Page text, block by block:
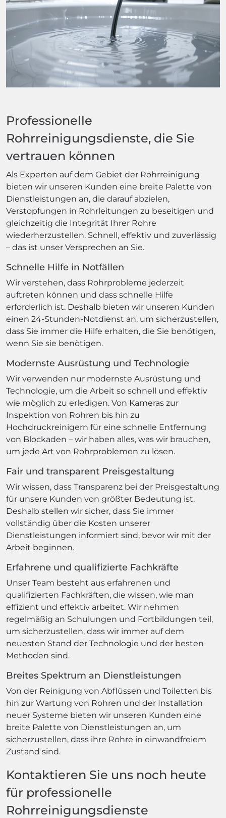
Professionelle
Rohrreinigungsdienste, die Sie
vertrauen können
Als Experten auf dem Gebiet der Rohrreinigung
bieten wir unseren Kunden eine breite Palette von
Dienstleistungen an, die darauf abzielen,
Verstopfungen in Rohrleitungen zu beseitigen und
gleichzeitig die Integrität Ihrer Rohre
wiederherzustellen. Schnell, effektiv und zuverlässig
– das ist unser Versprechen an Sie.
Schnelle Hilfe in Notfällen
Wir verstehen, dass Rohrprobleme jederzeit
auftreten können und dass schnelle Hilfe
erforderlich ist. Deshalb bieten wir unseren Kunden
einen 24-Stunden-Notdienst an, um sicherzustellen,
dass Sie immer die Hilfe erhalten, die Sie benötigen,
wenn Sie sie benötigen.
Modernste Ausrüstung und Technologie
Wir verwenden nur modernste Ausrüstung und
Technologie, um die Arbeit so schnell und effektiv
wie möglich zu erledigen. Von Kameras zur
Inspektion von Rohren bis hin zu
Hochdruckreinigern für eine schnelle Entfernung
von Blockaden – wir haben alles, was wir brauchen,
um jede Art von Rohrproblemen zu lösen.
Fair und transparent Preisgestaltung
Wir wissen, dass Transparenz bei der Preisgestaltung
für unsere Kunden von größter Bedeutung ist.
Deshalb stellen wir sicher, dass Sie immer
vollständig über die Kosten unserer
Dienstleistungen informiert sind, bevor wir mit der
Arbeit beginnen.
Erfahrene und qualifizierte Fachkräfte
Unser Team besteht aus erfahrenen und
qualifizierten Fachkräften, die wissen, wie man
effizient und effektiv arbeitet. Wir nehmen
regelmäßig an Schulungen und Fortbildungen teil,
um sicherzustellen, dass wir immer auf dem
neuesten Stand der Technologie und der besten
Methoden sind.
Breites Spektrum an Dienstleistungen
Von der Reinigung von Abflüssen und Toiletten bis
hin zur Wartung von Rohren und der Installation
neuer Systeme bieten wir unseren Kunden eine
breite Palette von Dienstleistungen an, um
sicherzustellen, dass ihre Rohre in einwandfreiem
Zustand sind.
Kontaktieren Sie uns noch heute
für professionelle
Rohrreinigungsdienste